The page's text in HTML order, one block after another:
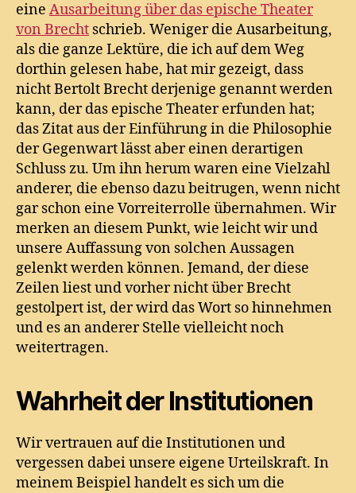
eine Ausarbeitung über das epische Theater
von Brecht schrieb. Weniger die Ausarbeitung,
als die ganze Lektüre, die ich auf dem Weg
dorthin gelesen habe, hat mir gezeigt, dass
nicht Bertolt Brecht derjenige genannt werden
kann, der das epische Theater erfunden hat;
das Zitat aus der Einführung in die Philosophie
der Gegenwart lässt aber einen derartigen
Schluss zu. Um ihn herum waren eine Vielzahl
anderer, die ebenso dazu beitrugen, wenn nicht
gar schon eine Vorreiterrolle übernahmen. Wir
merken an diesem Punkt, wie leicht wir und
unsere Auffassung von solchen Aussagen
gelenkt werden können. Jemand, der diese
Zeilen liest und vorher nicht über Brecht
gestolpert ist, der wird das Wort so hinnehmen
und es an anderer Stelle vielleicht noch
weitertragen.
Wahrheit der Institutionen
Wir vertrauen auf die Institutionen und
vergessen dabei unsere eigene Urteilskraft. In
meinem Beispiel handelt es sich um die